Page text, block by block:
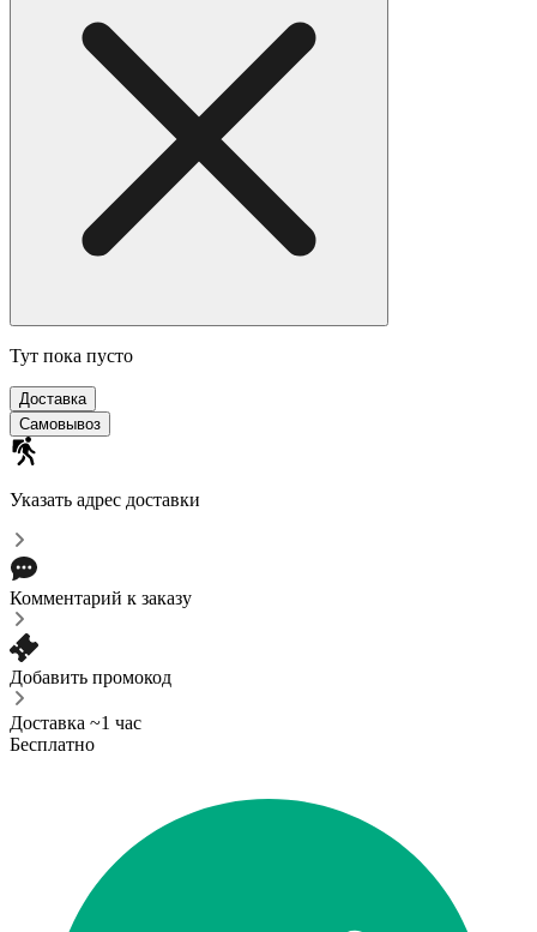
Тут пока пусто
Доставка
Самовывоз
Указать адрес доставки
Комментарий к заказу
Добавить промокод
Доставка ~1 час
Бесплатно